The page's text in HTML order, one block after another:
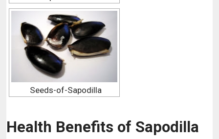
Seeds-of-Sapodilla
Health Benefits of Sapodilla